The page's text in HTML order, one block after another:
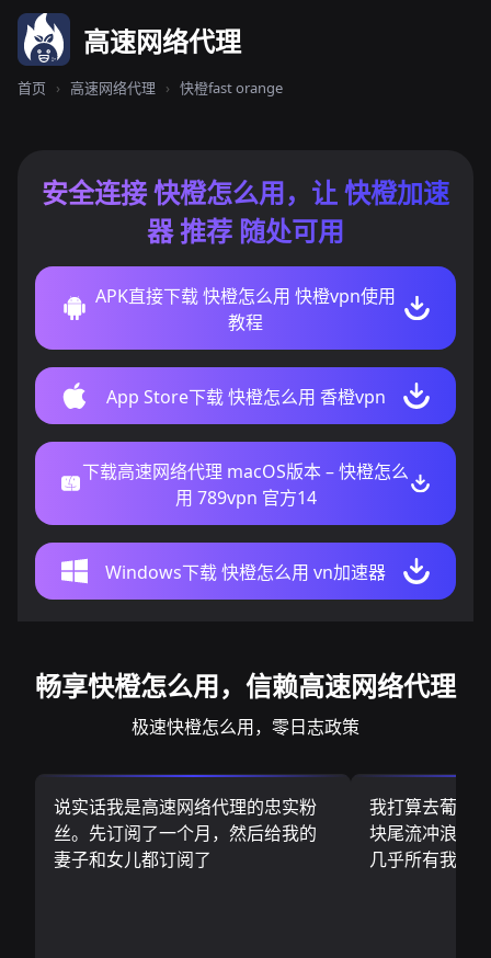
高速网络代理
首页 › 高速网络代理 › 快橙fast orange
安全连接 快橙怎么用，让 快橙加速
器 推荐 随处可用
APK直接下载 快橙怎么用 快橙vpn使用
教程
App Store下载 快橙怎么用 香橙vpn
下载高速网络代理 macOS版本 – 快橙怎么
用 789vpn 官方14
Windows下载 快橙怎么用 vn加速器
畅享快橙怎么用，信赖高速网络代理
极速快橙怎么用，零日志政策
说实话我是高速网络代理的忠实粉
丝。先订阅了一个月，然后给我的
妻子和女儿都订阅了
我打算去葡萄
块尾流冲浪板
几乎所有我需